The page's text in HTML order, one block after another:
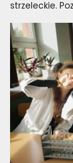
strzeleckie.